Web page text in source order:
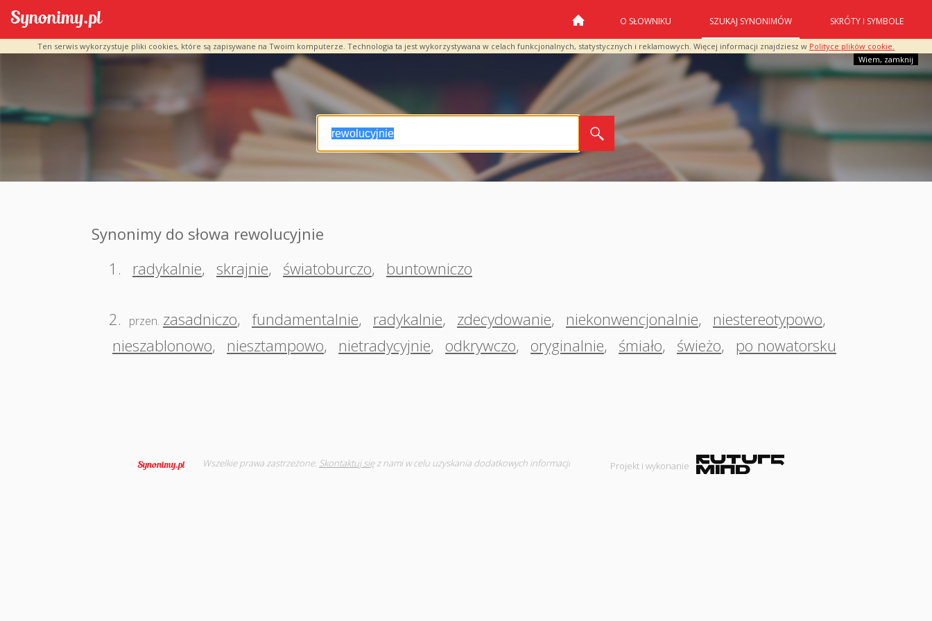
Ten serwis wykorzystuje pliki cookies, które są zapisywane na Twoim komputerze. Technologia ta jest wykorzystywana w celach funkcjonalnych, statystycznych i reklamowych. Więcej informacji znajdziesz w Polityce plików cookie.
Wiem, zamknij
O SŁOWNIKU SZUKAJ SYNONIMÓW SKRÓTY I SYMBOLE
Synonimy do słowa rewolucyjnie
1.
radykalnie, skrajnie, światoburczo, buntowniczo
2. przen. zasadniczo, fundamentalnie, radykalnie, zdecydowanie, niekonwencjonalnie, niestereotypowo,
nieszablonowo, niesztampowo, nietradycyjnie, odkrywczo, oryginalnie, śmiało, świeżo, po nowatorsku
Wszelkie prawa zastrzeżone. Skontaktuj sięz nami w celu uzyskania dodatkowych informacji Projekt i wykonanie